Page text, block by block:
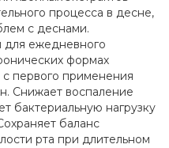
процесса в десне,
с деснами.
для ежедневного
формах
с первого применения
Снижает воспаление
бактериальную нагрузку
баланс
рта при длительном